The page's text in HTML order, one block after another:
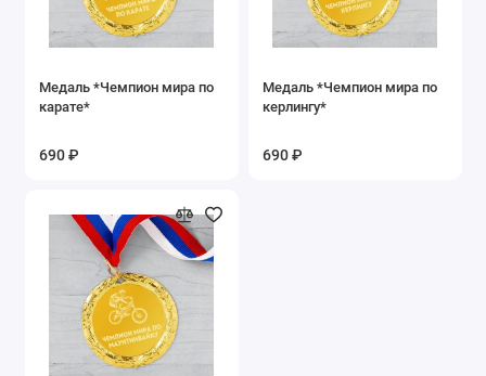
Медаль *Чемпион мира по
карате*
690 ₽
Медаль *Чемпион мира по
керлингу*
690 ₽